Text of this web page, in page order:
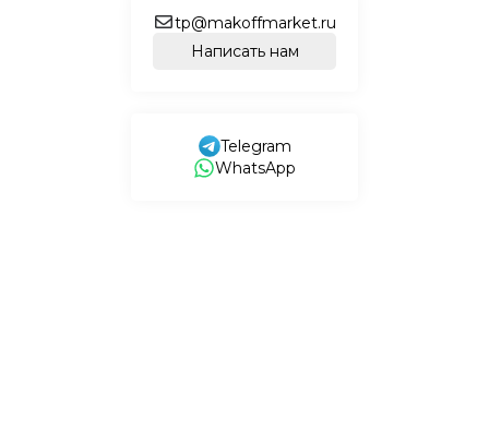
tp@makoffmarket.ru
Написать нам
Telegram
WhatsApp